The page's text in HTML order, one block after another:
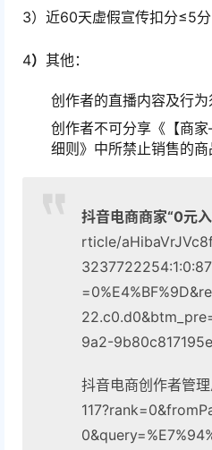
3）近60天虚假宣传扣分≤5分
4）其他：
创作者的直播内容及行
创作者不可分享《【商
细则》中所禁止销售的商
抖音电商商家“0元入
rticle/
9a2-9b80c817195e
抖音电商创作者管